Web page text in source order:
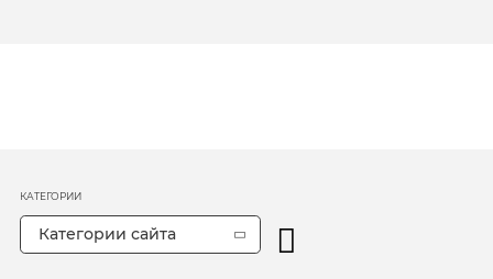
КАТЕГОРИИ
Категории сайта